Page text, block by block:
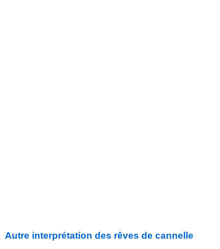
Autre interprétation des rêves de cannelle